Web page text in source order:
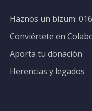
Haznos un bizum:
Conviértete en
Aporta tu donación
Herencias y legados